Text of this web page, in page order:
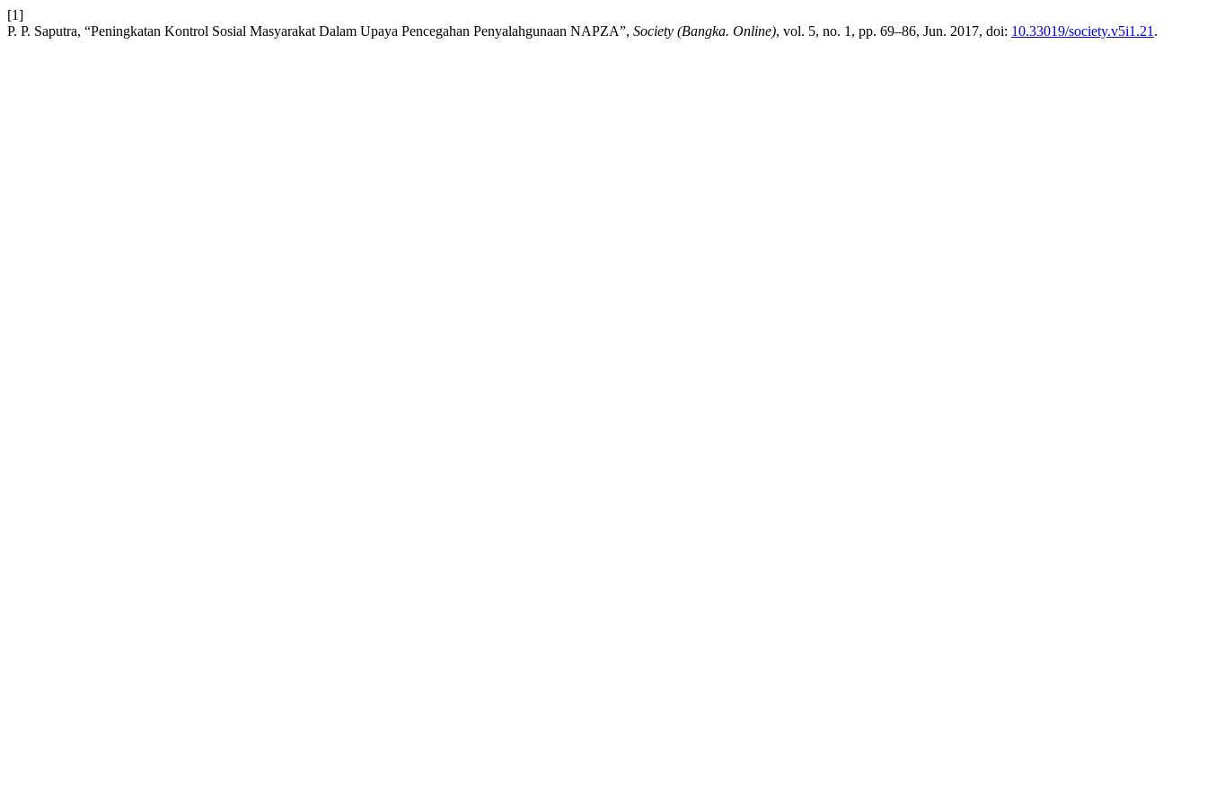
[1]
P. P. Saputra, “Peningkatan Kontrol Sosial Masyarakat Dalam Upaya Pencegahan Penyalahgunaan NAPZA”, Society (Bangka. Online), vol. 5, no. 1, pp. 69–86, Jun. 2017, doi: 10.33019/society.v5i1.21 .